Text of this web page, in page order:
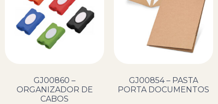
GJ00860 –
ORGANIZADOR DE
CABOS
GJ00854 – PASTA
PORTA DOCUMENTOS